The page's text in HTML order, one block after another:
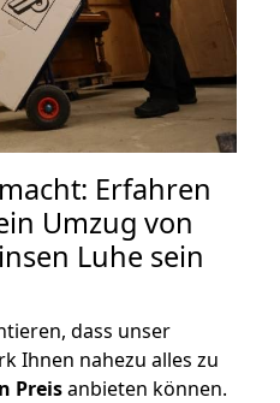
Erfahren
Umzug von
Luhe sein
dass unser
Ihnen nahezu alles zu
Preisanbieten können.